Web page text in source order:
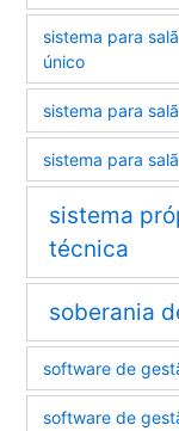
sistema para
único
sistema para
sistema para
sistema
técnica
soberania
software de
software de